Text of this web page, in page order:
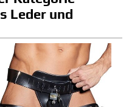
Leder und